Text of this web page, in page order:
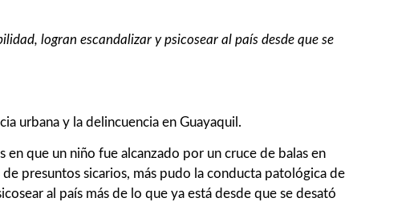
logran escandalizar y psicosear al país desde que se
urbana y la delincuencia en Guayaquil.
que un niño fue alcanzado por un cruce de balas en
presuntos sicarios, más pudo la conducta patológica de
al país más de lo que ya está desde que se desató